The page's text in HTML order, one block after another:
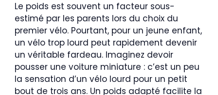
Le poids est souvent un facteur sous-
estimé par les parents lors du choix du
premier vélo. Pourtant, pour un jeune enfant,
un vélo trop lourd peut rapidement devenir
un véritable fardeau. Imaginez devoir
pousser une voiture miniature : c’est un peu
la sensation d’un vélo lourd pour un petit
bout de trois ans. Un poids adapté facilite la